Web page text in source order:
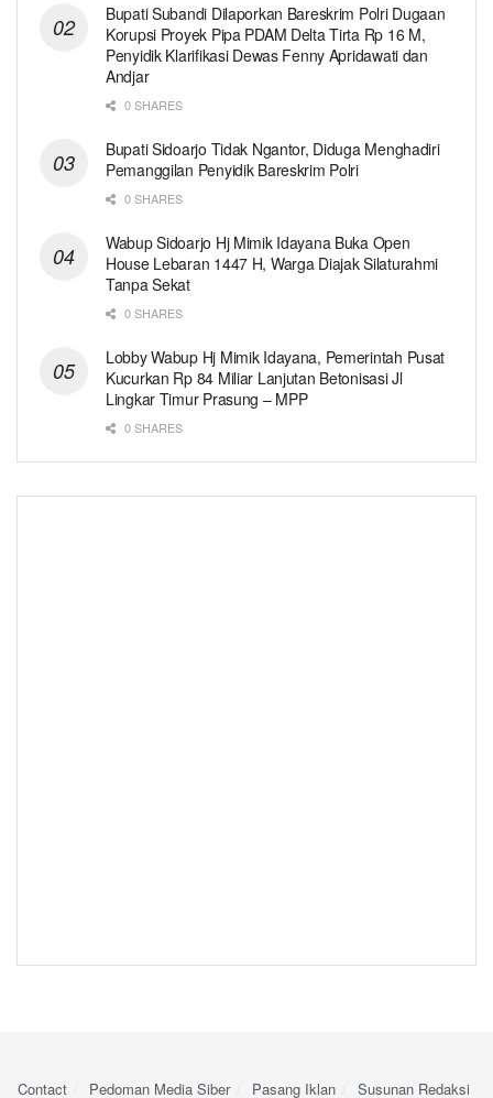
Bupati Subandi Dilaporkan Bareskrim Polri Dugaan
Korupsi Proyek Pipa PDAM Delta Tirta Rp 16 M,
Penyidik Klarifikasi Dewas Fenny Apridawati dan
Andjar
0 SHARES
Bupati Sidoarjo Tidak Ngantor, Diduga Menghadiri
Pemanggilan Penyidik Bareskrim Polri
0 SHARES
Wabup Sidoarjo Hj Mimik Idayana Buka Open
House Lebaran 1447 H, Warga Diajak Silaturahmi
Tanpa Sekat
0 SHARES
Lobby Wabup Hj Mimik Idayana, Pemerintah Pusat
Kucurkan Rp 84 Miliar Lanjutan Betonisasi Jl
Lingkar Timur Prasung – MPP
0 SHARES
Contact Pedoman Media Siber Pasang Iklan Susunan Redaksi